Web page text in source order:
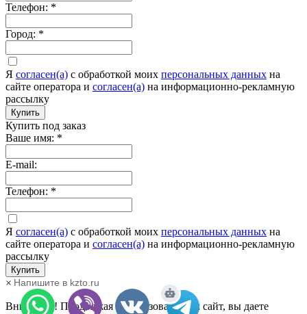
Телефон: *
Город: *
Я согласен(а) c обработкой моих персональных данных на
сайте оператора и согласен(а) на информационно-рекламную
рассылку
Купить
Купить под заказ
Ваше имя: *
E-mail:
Телефон: *
Я согласен(а) c обработкой моих персональных данных на
сайте оператора и согласен(а) на информационно-рекламную
рассылку
Купить
Напишите в kzto.ru
×
Внимание! Продолжая использовать наш сайт, вы даете